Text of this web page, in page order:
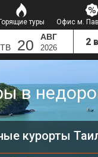
Горящие туры Офис м.
20 АВГ
2026
в
курорты